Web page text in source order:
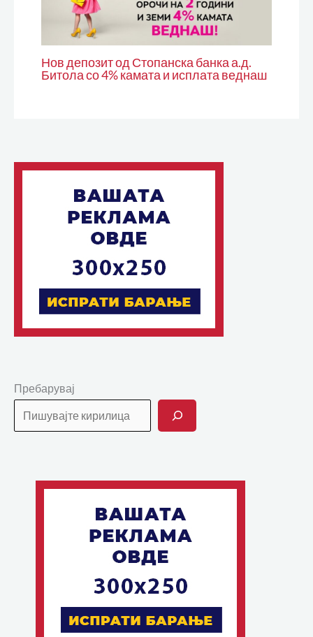
Нов депозит од Стопанска банка а.д.
Битола со 4% камата и исплата веднаш
Пребарувај